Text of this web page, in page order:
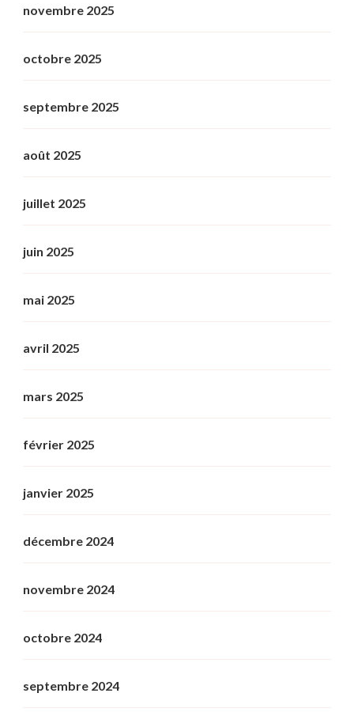
novembre 2025
octobre 2025
septembre 2025
août 2025
juillet 2025
juin 2025
mai 2025
avril 2025
mars 2025
février 2025
janvier 2025
décembre 2024
novembre 2024
octobre 2024
septembre 2024